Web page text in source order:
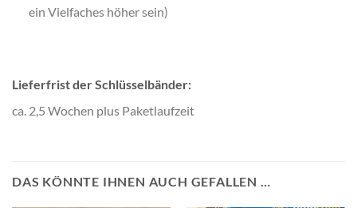
ein Vielfaches höher sein)
Lieferfrist der Schlüsselbänder:
ca. 2,5 Wochen plus Paketlaufzeit
DAS KÖNNTE IHNEN AUCH GEFALLEN …